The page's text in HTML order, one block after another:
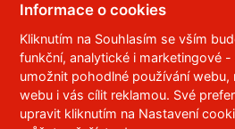
© 2023 Univerzita
532 10 Pardubice 2
Telefon: 466 036 111, 466
Správce webu ,RSS
Informace o cookies
Kliknutím na Souhlasím se vším
funkční, analytické i marketingové
umožnit pohodlné používání
webu i vás cílit reklamou. Své
upravit kliknutím na Nastavení